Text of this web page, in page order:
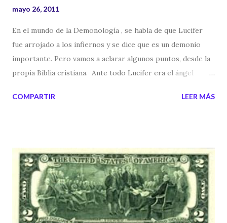
mayo 26, 2011
En el mundo de la Demonología , se habla de que Lucifer
fue arrojado a los infiernos y se dice que es un demonio
importante. Pero vamos a aclarar algunos puntos, desde la
propia Biblia cristiana. Ante todo Lucifer era el ángel
, ofreciéndoles el fruto prohibido. Que en ningún lugar se
estaba prohibido para el hombre, era el árbol del bien y del
mal. Por tanto Lucifer, ofreció con sus palabras un
conocimiento: "Sabe Dios que el día en que comiereis de él
se abrirán vuestros ojos y seréis como Dioses,
conocedores del bien y del mal". Al parecer a Dios no le
COMPARTIR LEER MÁS